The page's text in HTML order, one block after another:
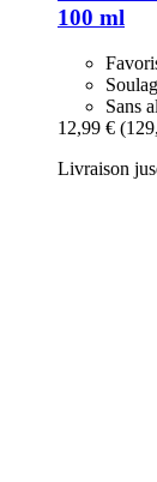
100 ml
Sans
12,99 €
Livraison